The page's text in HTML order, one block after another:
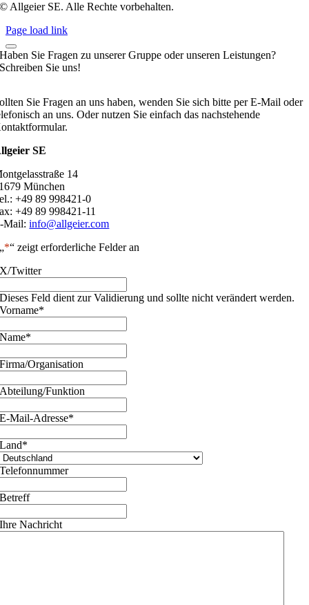
© Allgeier SE. Alle Rechte vorbehalten.
Page load link
Haben Sie Fragen zu unserer Gruppe oder unseren Leistungen?
Schreiben Sie uns!
Sie Fragen an uns haben, wenden Sie sich bitte per E-Mail oder
an uns. Oder nutzen Sie einfach das nachstehende
SE
14
München
+49 89 998421-0
+49 89 998421-11
Mail:info@allgeier.com
„*“ zeigt erforderliche Felder an
X/Twitter
Dieses Feld dient zur Validierung und sollte nicht verändert werden.
Vorname*
Name*
Firma/Organisation
Abteilung/Funktion
E-Mail-Adresse*
Land*
Telefonnummer
Betreff
Ihre Nachricht